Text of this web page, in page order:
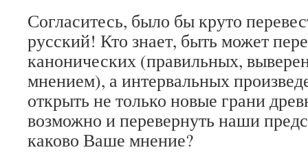
Согласитесь, было бы круто
русский! Кто знает, быть может
канонических (правильных,
мнением), а интервальных
открыть не только новые грани
возможно и перевернуть наши
каково Ваше мнение?